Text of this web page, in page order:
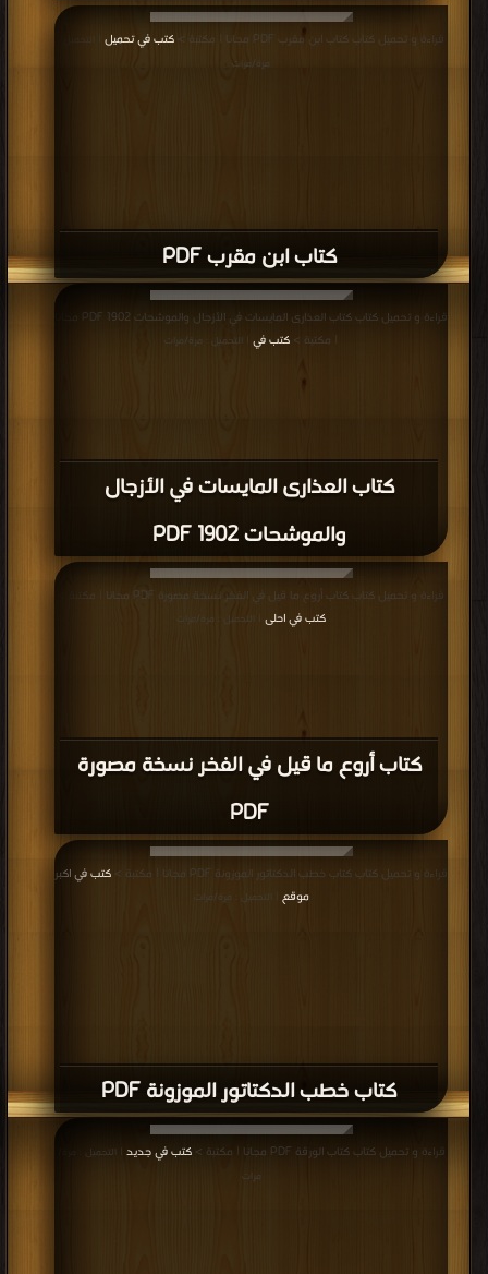
كتاب ابن مقرب PDF
قراءة و تحميل كتاب كتاب ابن مقرب PDF مجانا | مكتبة > كتب في تحميل
| التحميل :
مرة/مرات
كتاب العذارى المايسات في الأزجال
والموشحات 1902 PDF
| مكتبة > كتب في | التحميل : مرة/مرات
كتاب أروع ما قيل في الفخر نسخة مصورة
PDF
قراءة و تحميل كتاب كتاب أروع ما قيل في الفخر نسخة مصورة PDF مجانا | مكتبة >
كتب في احلى
| التحميل : مرة/مرات
كتاب خطب الدكتاتور الموزونة PDF
قراءة و تحميل كتاب كتاب خطب الدكتاتور الموزونة PDF مجانا | مكتبة >
كتب في اكبر
موقع
| التحميل : مرة/مرات
قراءة و تحميل كتاب كتاب الورقة PDF مجانا | مكتبة > كتب في جديد | التحميل : مرة/
مرات